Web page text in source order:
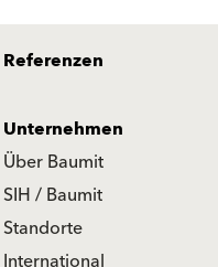
Referenzen
Unternehmen
Über Baumit
SIH / Baumit
Standorte